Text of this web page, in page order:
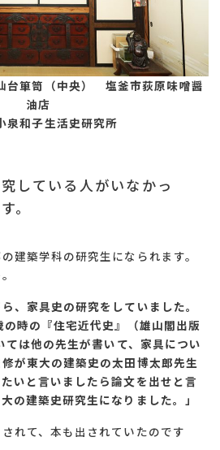
台箪笥（中央） 塩釜市荻原味噌醤
油店
泉和子生活史研究所
している人がいなかっ
。
建築学科の研究生になられます。
、家具史の研究をしていました。
時の『住宅近代史』（雄山閣出版
は他の先生が書いて、家具につい
が東大の建築史の太田博太郎先生
いと言いましたら論文を出せと言
の建築史研究生になりました。」
れて、本も出されていたのです